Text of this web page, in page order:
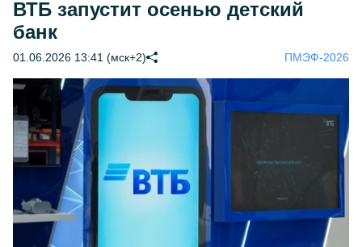
ВТБ запустит осенью детский
банк
01.06.2026 13:41 (мск+2) ПМЭФ-2026